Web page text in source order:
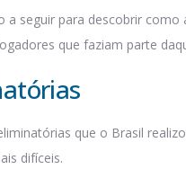
a seguir para descobrir
que faziam parte
que o Brasil
difíceis.